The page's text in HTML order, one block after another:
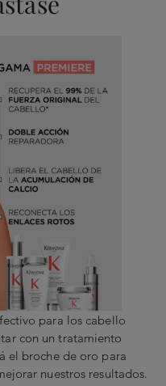
para los cabello
con un tratamiento
el broche de oro para
nuestros resultados.